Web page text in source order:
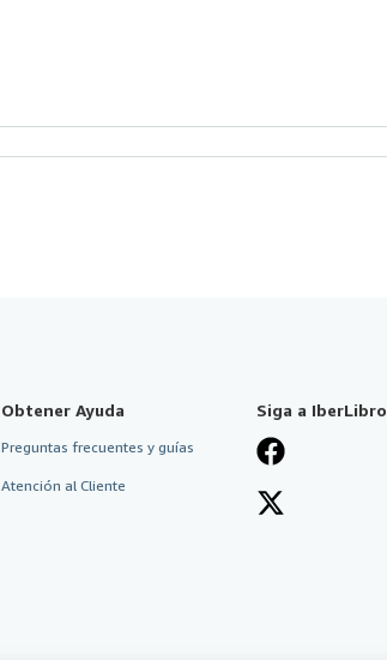
Obtener Ayuda
Preguntas frecuentes y guías
Atención al Cliente
Siga a IberLibro